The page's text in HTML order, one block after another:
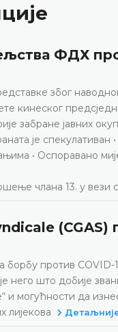
ФДХ
због
кинеског
забране јавних
је спекулативан
• Оспоравано
члана 13. у вези
(CGAS)
борбу против
него што добије
и могућности да
лијекова